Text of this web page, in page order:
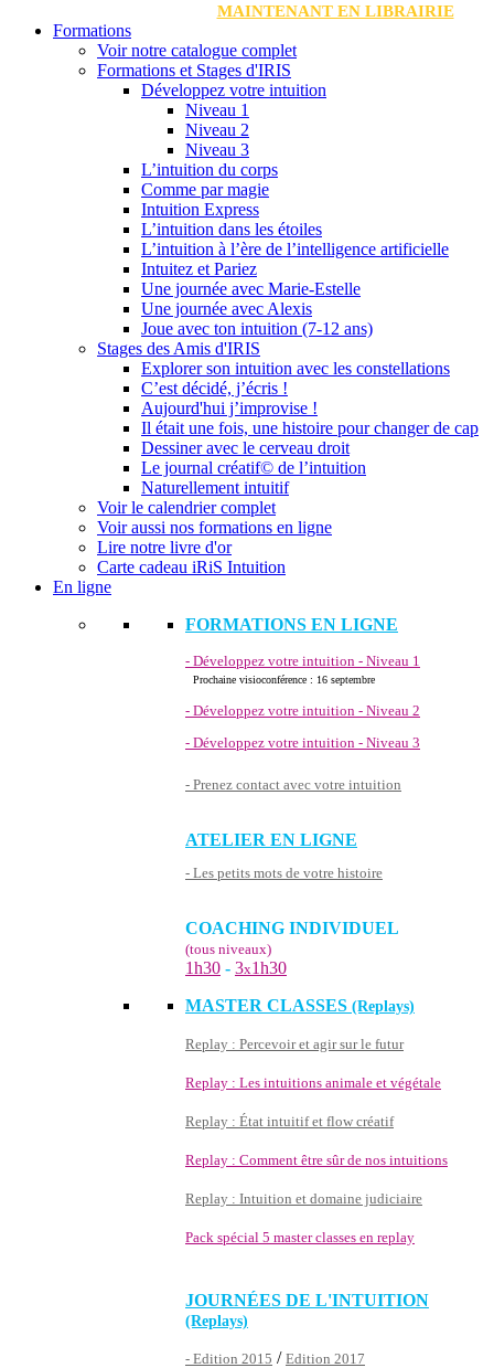
MAINTENANT EN LIBRAIRIE
Formations
Voir notre catalogue complet
Formations et Stages d'IRIS
Développez votre intuition
Niveau 1
Niveau 2
Niveau 3
L’intuition du corps
Comme par magie
Intuition Express
L’intuition dans les étoiles
L’intuition à l’ère de l’intelligence artificielle
Intuitez et Pariez
Une journée avec Marie-Estelle
Une journée avec Alexis
Joue avec ton intuition (7-12 ans)
Stages des Amis d'IRIS
Explorer son intuition avec les constellations
C’est décidé, j’écris !
Aujourd'hui j’improvise !
Il était une fois, une histoire pour changer de cap
Dessiner avec le cerveau droit
Le journal créatif© de l’intuition
Naturellement intuitif
Voir le calendrier complet
Voir aussi nos formations en ligne
Lire notre livre d'or
Carte cadeau iRiS Intuition
En ligne
FORMATIONS EN LIGNE
- Développez votre intuition - Niveau 1
Prochaine visioconférence : 16 septembre
- Développez votre intuition - Niveau 2
- Développez votre intuition - Niveau 3
- Prenez contact avec votre intuition
ATELIER EN LIGNE
- Les petits mots de votre histoire
COACHING INDIVIDUEL
(tous niveaux)
1h30 - 3x1h30
MASTER CLASSES (Replays)
Replay : Percevoir et agir sur le futur
Replay : Les intuitions animale et végétale
Replay : État intuitif et flow créatif
Replay : Comment être sûr de nos intuitions
Replay : Intuition et domaine judiciaire
Pack spécial 5 master classes en replay
JOURNÉES DE L'INTUITION
(Replays)
- Edition 2015 / Edition 2017